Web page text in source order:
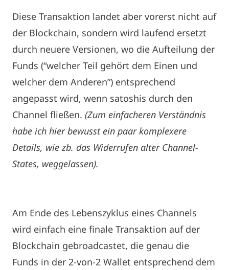
Diese Transaktion landet aber vorerst nicht auf
der Blockchain, sondern wird laufend ersetzt
durch neuere Versionen, wo die Aufteilung der
Funds (“welcher Teil gehört dem Einen und
welcher dem Anderen”) entsprechend
angepasst wird, wenn satoshis durch den
Channel fließen. (Zum einfacheren Verständnis
habe ich hier bewusst ein paar komplexere
Details, wie zb. das Widerrufen alter Channel-
States, weggelassen).
Am Ende des Lebenszyklus eines Channels
wird einfach eine finale Transaktion auf der
Blockchain gebroadcastet, die genau die
Funds in der 2-von-2 Wallet entsprechend dem